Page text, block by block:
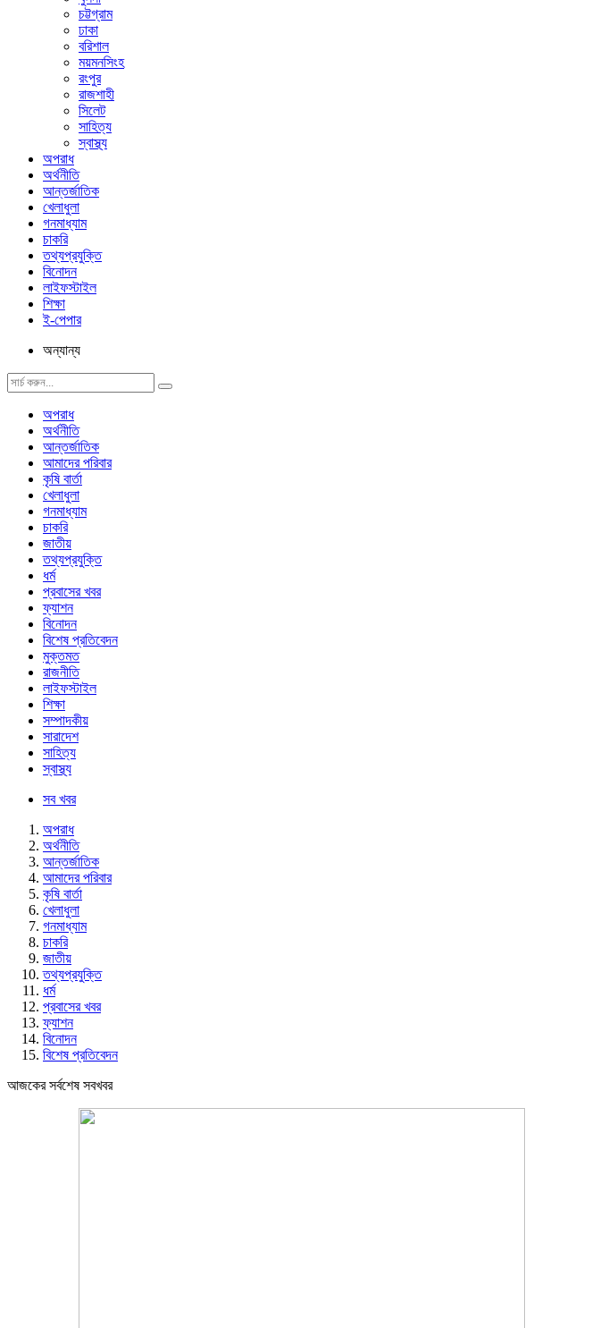
চট্টগ্রাম
ঢাকা
বরিশাল
ময়মনসিংহ
রংপুর
রাজশাহী
সিলেট
সাহিত্য
স্বাস্থ্য
অপরাধ
অর্থনীতি
আন্তর্জাতিক
খেলাধুলা
গনমাধ্যাম
চাকরি
তথ্যপ্রযুক্তি
বিনোদন
লাইফস্টাইল
শিক্ষা
ই-পেপার
অন্যান্য
অপরাধ
অর্থনীতি
আন্তর্জাতিক
আমাদের পরিবার
কৃষি বার্তা
খেলাধুলা
গনমাধ্যাম
চাকরি
জাতীয়
তথ্যপ্রযুক্তি
ধর্ম
প্রবাসের খবর
ফ্যাশন
বিনোদন
বিশেষ প্রতিবেদন
মুক্তমত
রাজনীতি
লাইফস্টাইল
শিক্ষা
সম্পাদকীয়
সারাদেশ
সাহিত্য
স্বাস্থ্য
সব খবর
অপরাধ
অর্থনীতি
আন্তর্জাতিক
আমাদের পরিবার
কৃষি বার্তা
খেলাধুলা
গনমাধ্যাম
চাকরি
জাতীয়
তথ্যপ্রযুক্তি
ধর্ম
প্রবাসের খবর
ফ্যাশন
বিনোদন
বিশেষ প্রতিবেদন
আজকের সর্বশেষ সবখবর